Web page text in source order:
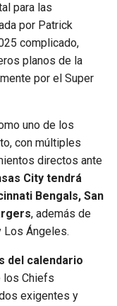
para las
por Patrick
complicado,
planos de la
por el Super
uno de los
con múltiples
directos ante
City tendrá
Bengals, San
, además de
Los Ángeles.
del calendario
los Chiefs
exigentes y